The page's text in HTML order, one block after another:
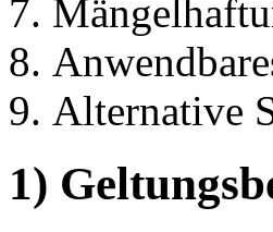
Alternative
1)